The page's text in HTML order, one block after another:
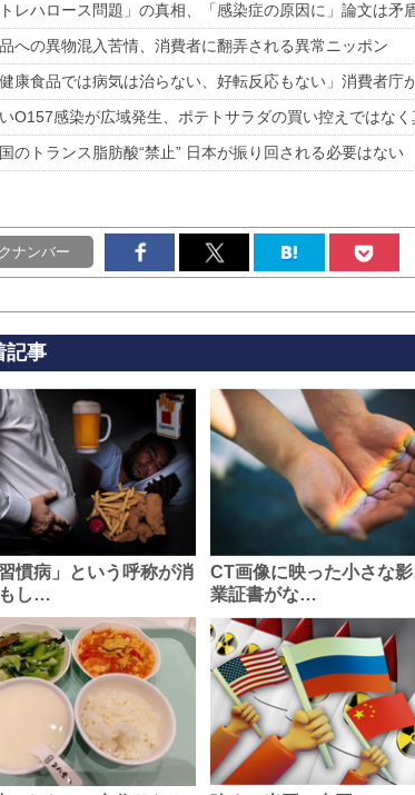
トレハロース問題」の真相、「感染症の原因に」論文は矛
への異物混入苦情、消費者に翻弄される異常ニッポン
健康食品では病気は治らない、好転反応もない」消費者庁
O157感染が広域発生、ポテトサラダの買い控えではなく
のトランス脂肪酸“禁止” 日本が振り回される必要はない
ナンバー
記事
習慣病」という呼称が消
し…
CT画像に映った小さな
業証書がな…